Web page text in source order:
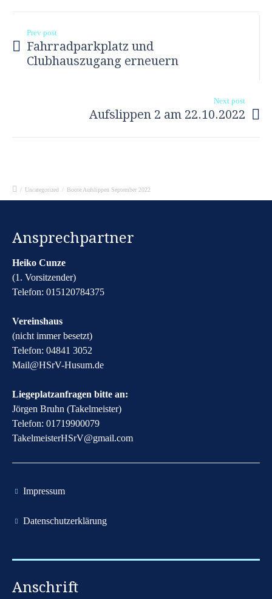
Prev post
Fahrradparkplatz und
Clubhauszugang erneuern
Next post
Aufslippen 2 am 22.10.2022
/ Uncategorized / Boote Aufslippen September 2022
Ansprechpartner
Heiko Cunze
(1. Vorsitzender)
Telefon: 015120784375
Vereinshaus
(nicht immer besetzt)
Telefon: 04841 3052
​Mail@HSrV-Husum.de​
Liegeplatzanfragen bitte an:
Jörgen Bruhn (Takelmeister)
Telefon: 01719900079
​TakelmeisterHSrV@gmail.com​
​Impressum
​Datenschutzerklärung
Anschrift